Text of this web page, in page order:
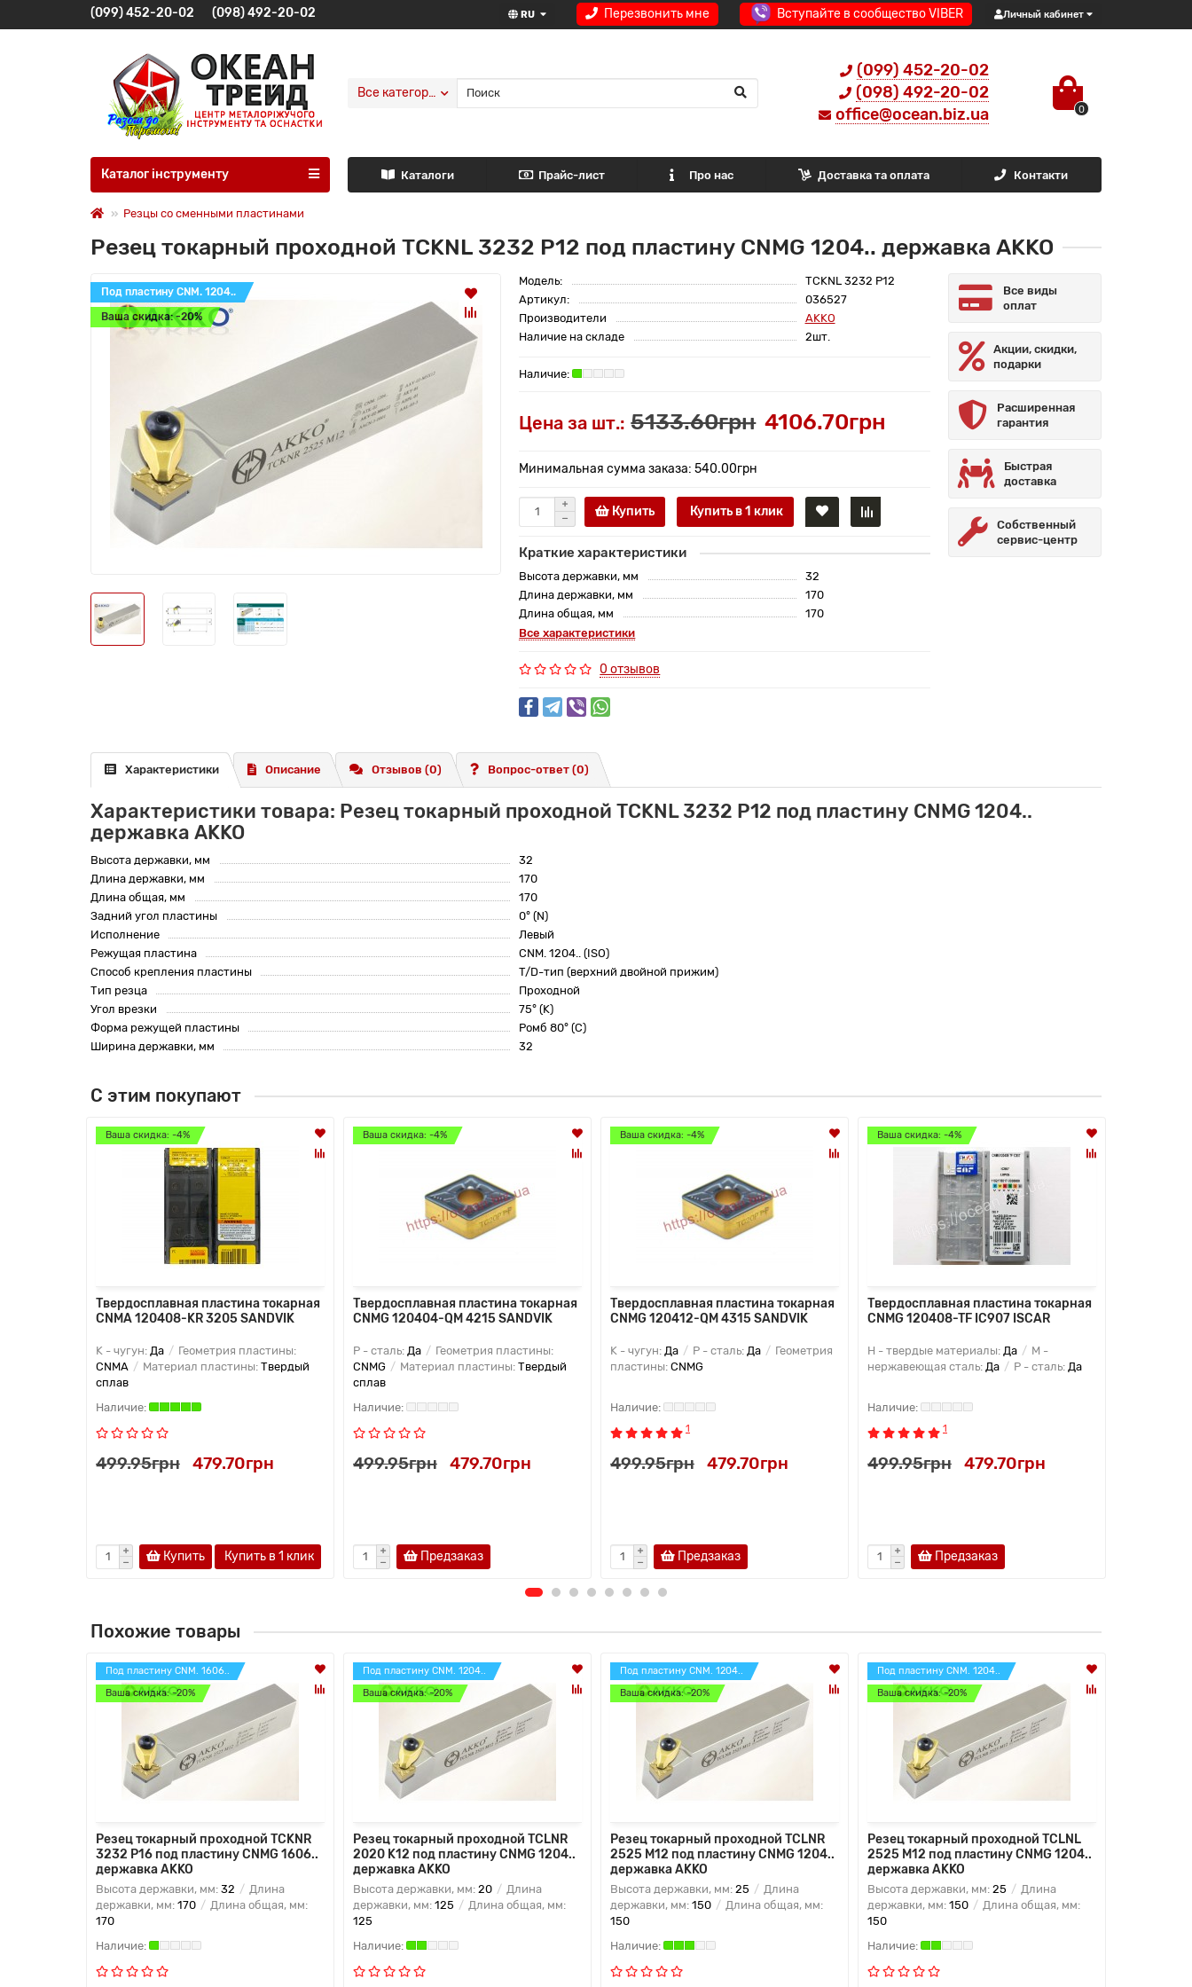
Перезвонить мне Вступайте в сообщество VIBER Личный кабинет
RU
(099) 452-20-02 (098) 492-20-02
(099) 452-20-02
(098) 492-20-02
office@ocean.biz.ua
0
Все категории
Каталог інструменту Каталоги Прайс-лист Про нас Доставка та оплата Контакти
Резцы со сменными пластинами
Резец токарный проходной TCKNL 3232 P12 под пластину CNMG 1204.. державка AKKO
Под пластину CNM. 1204..
Ваша скидка: -20%
Модель:
TCKNL 3232 P12
Артикул:
036527
Производители
AKKO
Наличие на складе
2шт.
Цена за шт.: 5133.60грн 4106.70грн
Минимальная сумма заказа: 540.00грн
Купить Купить в 1 клик
Краткие характеристики
Высота державки, мм
32
Длина державки, мм
170
Длина общая, мм
170
Все характеристики
0 отзывов
Все виды
оплат
Акции, скидки,
подарки
Расширенная
гарантия
Быстрая
доставка
Собственный
сервис-центр
Характеристики Описание Отзывов (0) Вопрос-ответ (0)
Характеристики товара: Резец токарный проходной TCKNL 3232 P12 под пластину CNMG 1204..
державка AKKO
Высота державки, мм
32
Длина державки, мм
170
Длина общая, мм
170
Задний угол пластины
0° (N)
Исполнение
Левый
Режущая пластина
CNM. 1204.. (ISO)
Способ крепления пластины
T/D-тип (верхний двойной прижим)
Тип резца
Проходной
Угол врезки
75° (K)
Форма режущей пластины
Ромб 80° (C)
Ширина державки, мм
32
С этим покупают
Ваша скидка: -4%
Твердосплавная пластина токарная
CNMA 120408-KR 3205 SANDVIK
K - чугун: Да
Геометрия пластины:
CNMA
Материал пластины: Твердый
сплав
499.95грн 479.70грн
Купить Купить в 1 клик
Ваша скидка: -4%
Твердосплавная пластина токарная
CNMG 120404-QM 4215 SANDVIK
P - сталь: Да
Геометрия пластины:
CNMG
Материал пластины: Твердый
сплав
499.95грн 479.70грн
Предзаказ
Ваша скидка: -4%
Твердосплавная пластина токарная
CNMG 120412-QM 4315 SANDVIK
K - чугун: Да P - сталь: Да
Геометрия
пластины: CNMG
1
499.95грн 479.70грн
Предзаказ
Ваша скидка: -4%
Твердосплавная пластина токарная
CNMG 120408-TF IC907 ISCAR
H - твердые материалы: Да
M -
нержавеющая сталь: Да P - сталь: Да
1
499.95грн 479.70грн
Предзаказ
Похожие товары
Под пластину CNM. 1606..
Ваша скидка: -20%
Резец токарный проходной TCKNR
3232 P16 под пластину CNMG 1606..
державка AKKO
Высота державки, мм: 32
Длина
державки, мм: 170
Длина общая, мм:
170
Под пластину CNM. 1204..
Ваша скидка: -20%
Резец токарный проходной TCLNR
2020 K12 под пластину CNMG 1204..
державка AKKO
Высота державки, мм: 20
Длина
державки, мм: 125
Длина общая, мм:
125
Под пластину CNM. 1204..
Ваша скидка: -20%
Резец токарный проходной TCLNR
2525 M12 под пластину CNMG 1204..
державка AKKO
Высота державки, мм: 25
Длина
державки, мм: 150
Длина общая, мм:
150
Под пластину CNM. 1204..
Ваша скидка: -20%
Резец токарный проходной TCLNL
2525 M12 под пластину CNMG 1204..
державка AKKO
Высота державки, мм: 25
Длина
державки, мм: 150
Длина общая, мм:
150